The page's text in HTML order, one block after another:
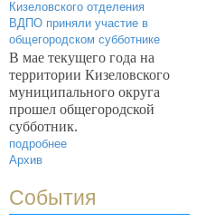
В мае текущего года на
территории Кизеловского
муниципального округа
прошел общегородской
субботник.
подробнее
Архив
События